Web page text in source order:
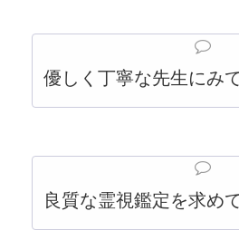
優しく丁寧な先生にみ
良質な霊視鑑定を求め